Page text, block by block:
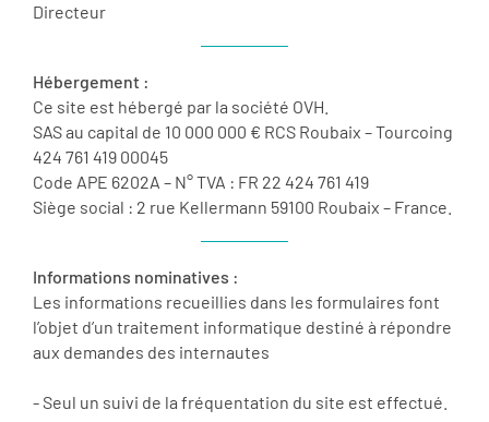
Directeur
Hébergement :
Ce site est hébergé par la société OVH.
SAS au capital de 10 000 000 € RCS Roubaix – Tourcoing
424 761 419 00045
Code APE 6202A – N° TVA : FR 22 424 761 419
Siège social : 2 rue Kellermann 59100 Roubaix – France.
Informations nominatives :
Les informations recueillies dans les formulaires font
l’objet d’un traitement informatique destiné à répondre
aux demandes des internautes
- Seul un suivi de la fréquentation du site est effectué.